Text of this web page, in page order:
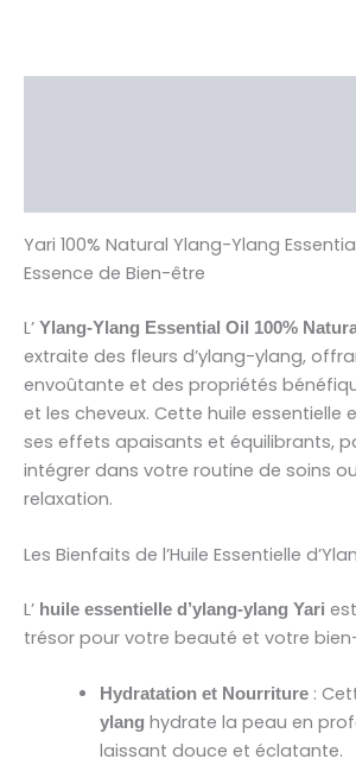
Yari 100% Natural Ylang-Ylang
Essence de Bien-être
L’ Ylang-Ylang Essential Oil 100%
extraite des fleurs d’ylang-ylang,
envoûtante et des propriétés
et les cheveux. Cette huile essentielle
ses effets apaisants et équilibrants,
intégrer dans votre routine de soins
relaxation.
Les Bienfaits de l’Huile Essentielle
L’ huile essentielle d’ylang-ylang Yari
trésor pour votre beauté et votre
Hydratation et Nourriture :
ylang hydrate la peau en
laissant douce et éclatante.